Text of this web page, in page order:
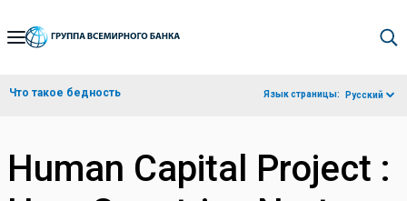
Skip
Navigation
Что такое бедность Язык страницы: Русский
Human Capital Project :